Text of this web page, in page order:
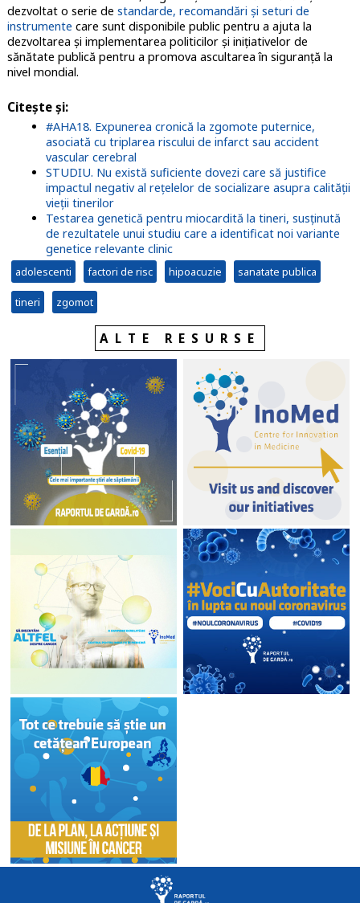
dezvoltat o serie de standarde, recomandări și seturi de
instrumente care sunt disponibile public pentru a ajuta la
dezvoltarea și implementarea politicilor și inițiativelor de
sănătate publică pentru a promova ascultarea în siguranță la
nivel mondial.
Citeşte şi:
#AHA18. Expunerea cronică la zgomote puternice,
asociată cu triplarea riscului de infarct sau accident
vascular cerebral
STUDIU. Nu există suficiente dovezi care să justifice
impactul negativ al rețelelor de socializare asupra calității
vieții tinerilor
Testarea genetică pentru miocardită la tineri, susținută
de rezultatele unui studiu care a identificat noi variante
genetice relevante clinic
adolescenti factori de risc hipoacuzie sanatate publica
tineri zgomot
ALTE RESURSE